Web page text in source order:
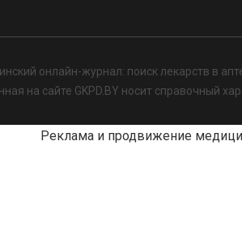
онлайн-журнал: поиск лекарств в
на сайте GKPD.BY носит справочный
Реклама и продвижение